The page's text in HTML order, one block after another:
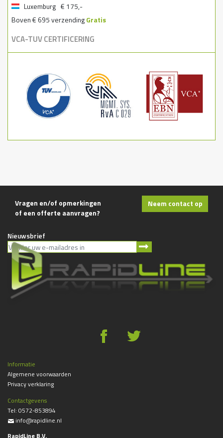
Luxemburg € 175,-
Boven € 695 verzendingGratis
VCA-TUV CERTIFICERING
Vragen en/of opmerkingen
of een offerte aanvragen?
Neem contact op
Nieuwsbrief
g *
Informatie
Algemene voorwaarden
Privacy verklaring
Contactgevens
Tel: 0572-853894
% info@rapidline.nl
RapidLine B.V.